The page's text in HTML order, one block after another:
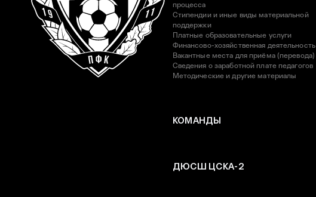
процесса
Стипендии и иные виды материальной
поддержки
Платные образовательные услуги
Финансово-хозяйственная деятельность
Вакантные места для приёма (перевода)
Сведения о заработной плате педагогов
Методические и другие материалы
КОМАНДЫ
ДЮСШ ЦСКА-2